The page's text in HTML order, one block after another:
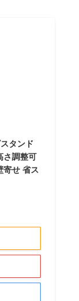
タンド
さ調整可
寄せ 省ス